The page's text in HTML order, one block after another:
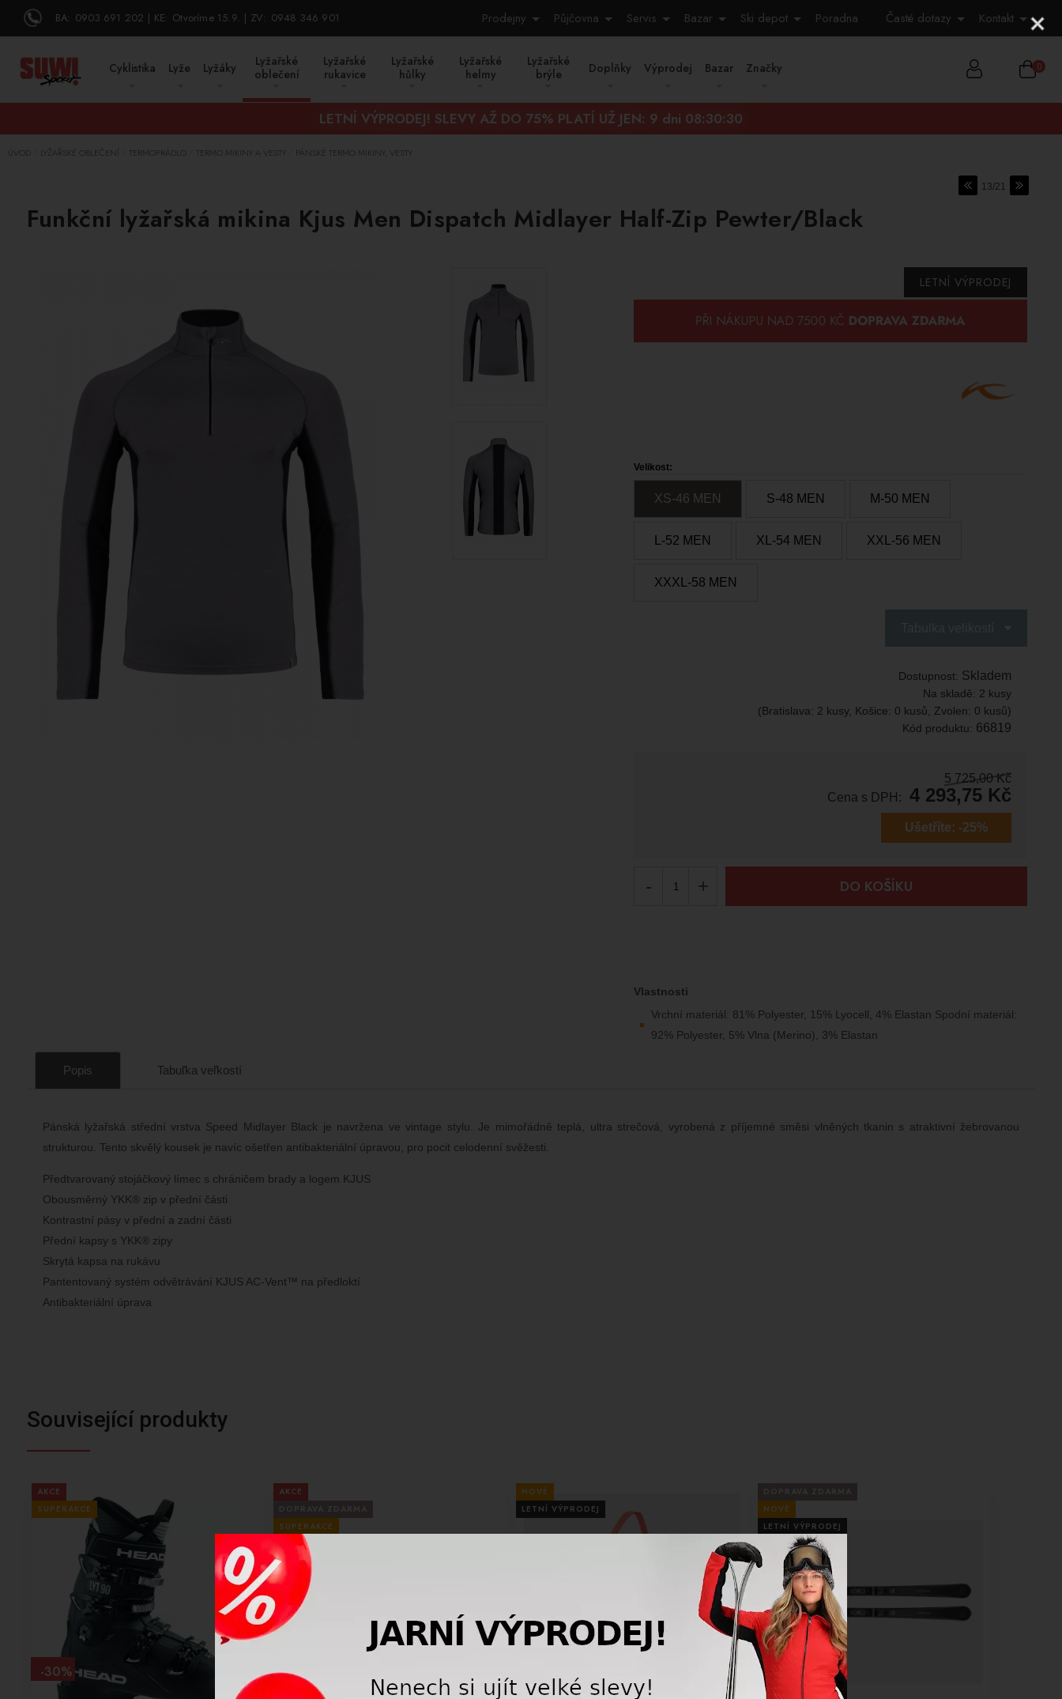
BA: 0903 691 202 KE: Otvoríme 15.9. ZV: 0948 346 901
0
Prodejny Půjčovna Servis Bazar Ski depot Poradna Časté dotazy Kontakt
Cyklistika Lyže Lyžáky
Lyžařské
oblečení
Lyžařské
rukavice
Lyžařské
hůlky
Lyžařské
helmy
Lyžařské
brýle
Doplňky Výprodej Bazar Značky
LETNÍ VÝPRODEJ! SLEVY AŽ DO 75% PLATÍ UŽ JEN: 9 dni 08:30:29
ÚVOD LYŽAŘSKÉ OBLEČENÍ TERMOPRÁDLO TERMO MIKINY A VESTY PÁNSKÉ TERMO MIKINY, VESTY
13/21
Funkční lyžařská mikina Kjus Men Dispatch Midlayer Half-Zip Pewter/Black
LETNÍ VÝPRODEJ
Velikost:
XS-46 MEN S-48 MEN M-50 MEN
L-52 MEN XL-54 MEN XXL-56 MEN
XXXL-58 MEN
Dostupnost: Skladem
Na skladě: 2 kusy
(Bratislava: 2 kusy, Košice: 0 kusů, Zvolen: 0 kusů)
Kód produktu: 66819
5 725,00 Kč
Cena s DPH:
4 293,75 Kč
Ušetříte: -25%
- + DO KOŠÍKU
Vlastnosti
Vrchní materiál: 81% Polyester, 15% Lyocell, 4% Elastan Spodní materiál:
92% Polyester, 5% Vlna (Merino), 3% Elastan
Popis Tabuľka veľkostí
Pánská lyžařská střední vrstva Speed Midlayer Black je navržena ve vintage stylu. Je mimořádně teplá, ultra strečová, vyrobená z příjemné směsi vlněných tkanin s atraktivní žebrovanou
strukturou. Tento skvělý kousek je navíc ošetřen antibakteriální úpravou, pro pocit celodenní svěžesti.
Předtvarovaný stojáčkový límec s chráničem brady a logem KJUS
Obousměrný YKK® zip v přední části
Kontrastní pásy v přední a zadní části
Přední kapsy s YKK® zipy
Skrytá kapsa na rukávu
Pantentovaný systém odvětrávání KJUS AC-Vent™ na předloktí
Antibakteriální úprava
Související produkty
AKCE
SUPERAKCE
-30%
AKCE
SUPERAKCE
-30%
NOVÉ
LETNÍ VÝPRODEJ
NOVÉ
LETNÍ VÝPRODEJ
-10%